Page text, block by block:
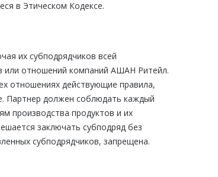
в Этическом Кодексе.
их субподрядчиков всей
или отношений компаний АШАН Ритейл.
отношениях действующие правила,
Партнер должен соблюдать каждый
производства продуктов и их
заключать субподряд без
субподрядчиков, запрещена.